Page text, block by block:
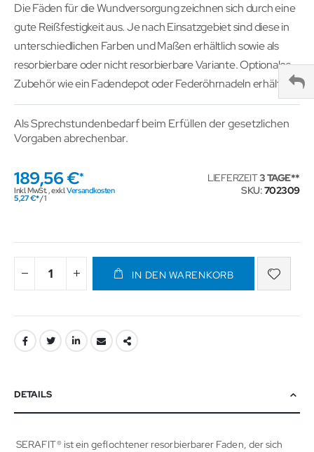
Die Fäden für die Wundversorgung zeichnen sich durch eine
gute Reißfestigkeit aus. Je nach Einsatzgebiet sind diese in
unterschiedlichen Farben und Maßen erhältlich sowie als
resorbierbare oder nicht resorbierbare Variante. Optionales
Zubehör wie ein Fadendepot oder Federöhrnadeln erhältlich.
Als Sprechstundenbedarf beim Erfüllen der gesetzlichen
Vorgaben abrechenbar.
189,56 €
Inkl. MwSt.,exkl.Versandkosten
5,27 € / 1
LIEFERZEIT3 TAGE
SKU 702309
IN DEN WARENKORB
DETAILS
SERAFIT® ist ein geflochtener resorbierbarer Faden, der sich